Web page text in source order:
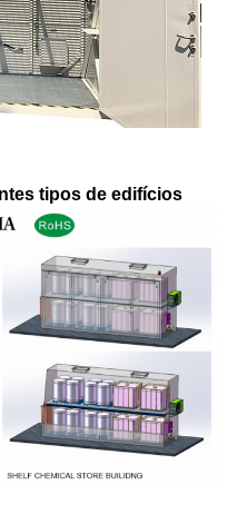
tipos de edifícios